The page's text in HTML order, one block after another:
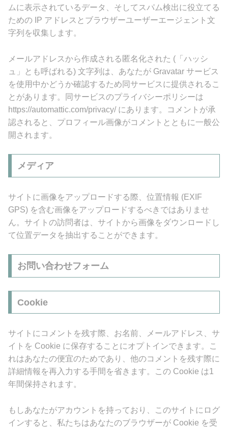
ムに表示されているデータ、そしてスパム検出に役立てる
ための IP アドレスとブラウザーユーザーエージェント文
字列を収集します。
メールアドレスから作成される匿名化された (「ハッシ
ュ」とも呼ばれる) 文字列は、あなたが Gravatar サービス
を使用中かどうか確認するため同サービスに提供されるこ
とがあります。同サービスのプライバシーポリシーは
https://automattic.com/privacy/ にあります。コメントが承
認されると、プロフィール画像がコメントとともに一般公
開されます。
メディア
サイトに画像をアップロードする際、位置情報 (EXIF
GPS) を含む画像をアップロードするべきではありませ
ん。サイトの訪問者は、サイトから画像をダウンロードし
て位置データを抽出することができます。
お問い合わせフォーム
Cookie
サイトにコメントを残す際、お名前、メールアドレス、サ
イトを Cookie に保存することにオプトインできます。こ
れはあなたの便宜のためであり、他のコメントを残す際に
詳細情報を再入力する手間を省きます。この Cookie は1
年間保持されます。
もしあなたがアカウントを持っており、このサイトにログ
インすると、私たちはあなたのブラウザーが Cookie を受